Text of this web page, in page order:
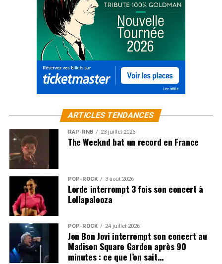
ARTICLES TENDANCES
RAP-RNB 23 juillet 2026
The Weeknd bat un record en France
POP-ROCK 3 août 2026
Lorde interrompt 3 fois son concert à
Lollapalooza
POP-ROCK 24 juillet 2026
Jon Bon Jovi interrompt son concert au
Madison Square Garden après 90
minutes : ce que l’on sait…